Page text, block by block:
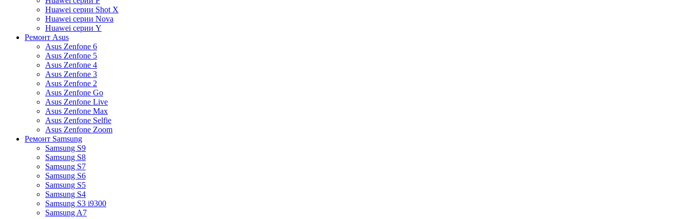
Huawei серии Shot X
Huawei серии Nova
Huawei серии Y
Ремонт Asus
Asus Zenfone 6
Asus Zenfone 5
Asus Zenfone 4
Asus Zenfone 3
Asus Zenfone 2
Asus Zenfone Go
Asus Zenfone Live
Asus Zenfone Max
Asus Zenfone Selfie
Asus Zenfone Zoom
Ремонт Samsung
Samsung S9
Samsung S8
Samsung S7
Samsung S6
Samsung S5
Samsung S4
Samsung S3 i9300
Samsung A7